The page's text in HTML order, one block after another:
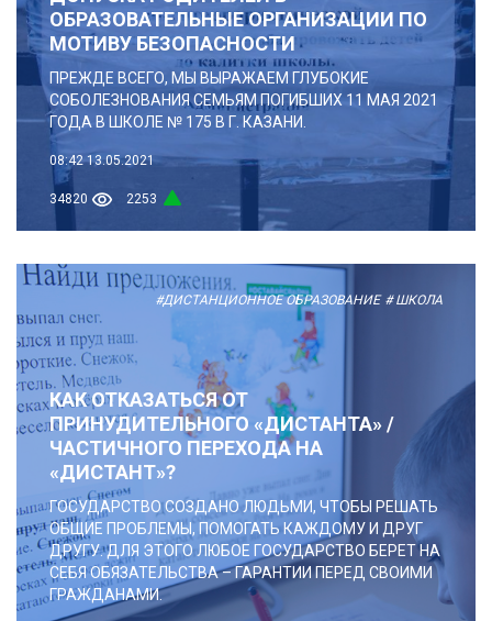
ОБРАЗОВАТЕЛЬНЫЕ ОРГАНИЗАЦИИ ПО
МОТИВУ БЕЗОПАСНОСТИ
ПРЕЖДЕ ВСЕГО, МЫ ВЫРАЖАЕМ ГЛУБОКИЕ
СОБОЛЕЗНОВАНИЯ СЕМЬЯМ ПОГИБШИХ 11 МАЯ 2021
ГОДА В ШКОЛЕ № 175 В Г. КАЗАНИ.
08:42 13.05.2021
34820 2253
#ДИСТАНЦИОННОЕ ОБРАЗОВАНИЕ # ШКОЛА
КАК ОТКАЗАТЬСЯ ОТ
ПРИНУДИТЕЛЬНОГО «ДИСТАНТА» /
ЧАСТИЧНОГО ПЕРЕХОДА НА
«ДИСТАНТ»?
ГОСУДАРСТВО СОЗДАНО ЛЮДЬМИ, ЧТОБЫ РЕШАТЬ
ОБЩИЕ ПРОБЛЕМЫ, ПОМОГАТЬ КАЖДОМУ И ДРУГ
ДРУГУ. ДЛЯ ЭТОГО ЛЮБОЕ ГОСУДАРСТВО БЕРЕТ НА
СЕБЯ ОБЯЗАТЕЛЬСТВА – ГАРАНТИИ ПЕРЕД СВОИМИ
ГРАЖДАНАМИ.